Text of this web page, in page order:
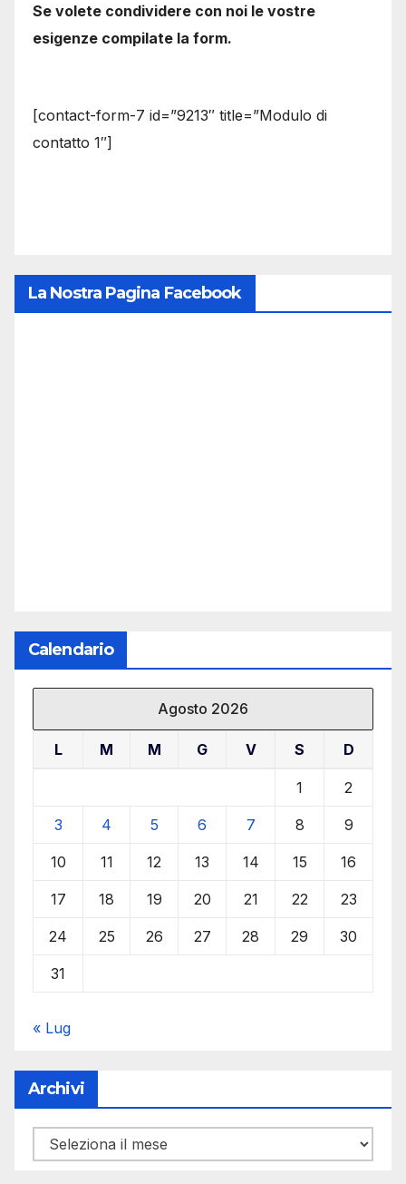
Se volete condividere con noi le vostre
esigenze compilate la form.
[contact-form-7 id=”9213″ title=”Modulo di
contatto 1″]
La Nostra Pagina Facebook
Calendario
Agosto 2026
L M M G V S D
1 2
3 4 5 6 7 8 9
10 11 12 13 14 15 16
17 18 19 20 21 22 23
24 25 26 27 28 29 30
31
« Lug
Archivi
Archivi